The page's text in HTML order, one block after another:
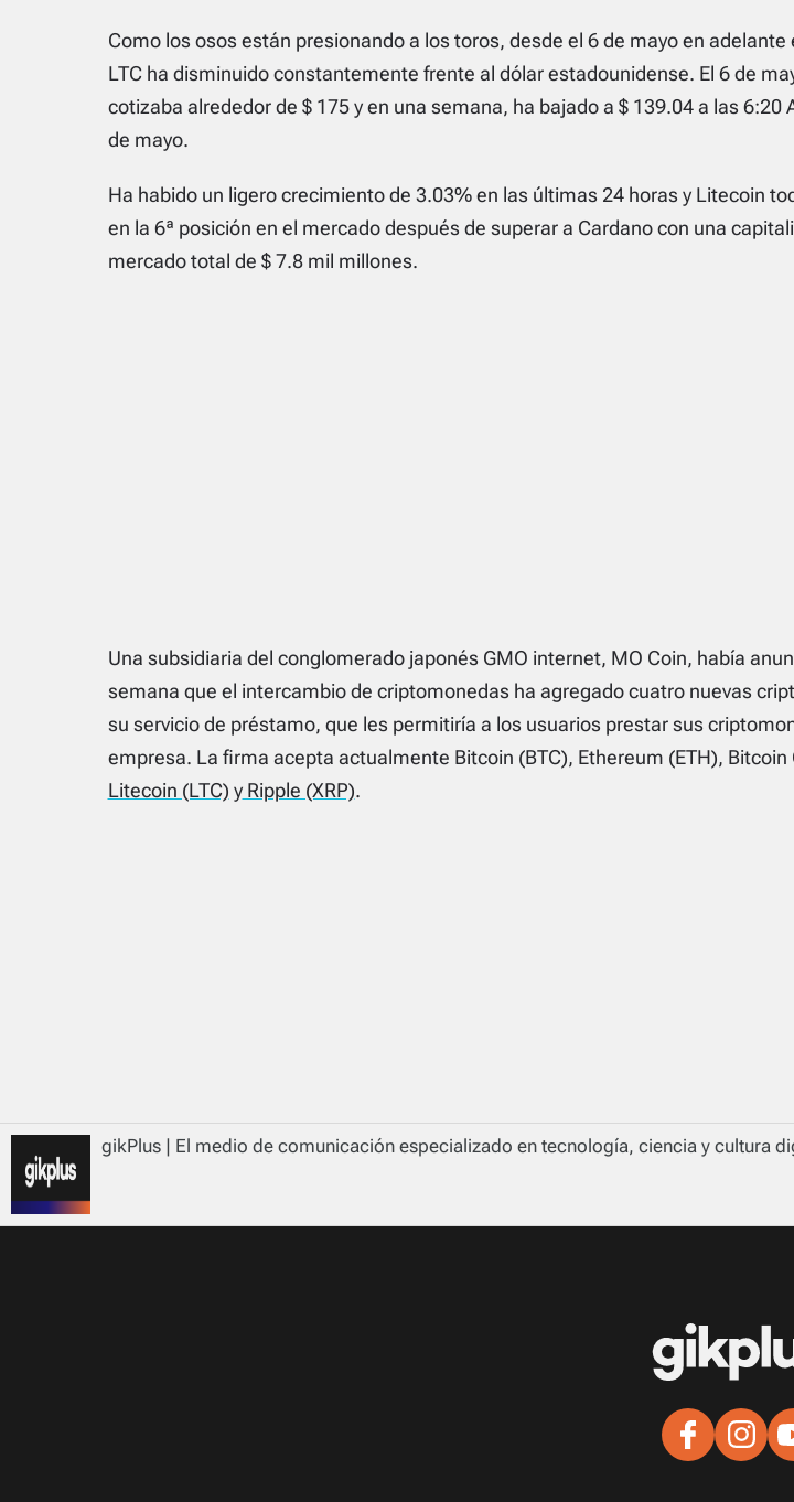
Como los osos están presionando a los toros, desde el 6 de mayo en adelante
LTC ha disminuido constantemente frente al dólar estadounidense. El 6 de
cotizaba alrededor de $ 175 y en una semana, ha bajado a $ 139.04 a las 6:20
de mayo.
Ha habido un ligero crecimiento de 3.03% en las últimas 24 horas y Litecoin
en la 6ª posición en el mercado después de superar a Cardano con una
mercado total de $ 7.8 mil millones.
Una subsidiaria del conglomerado japonés GMO internet, MO Coin, había
semana que el intercambio de criptomonedas ha agregado cuatro nuevas
su servicio de préstamo, que les permitiría a los usuarios prestar sus
empresa. La firma acepta actualmente Bitcoin (BTC), Ethereum (ETH), Bitcoin
Litecoin (LTC) yRipple (XRP).
gikPlus | El medio de comunicación especializado en tecnología, ciencia y cultura